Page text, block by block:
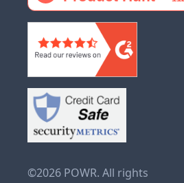
©2026 POWR. All rights